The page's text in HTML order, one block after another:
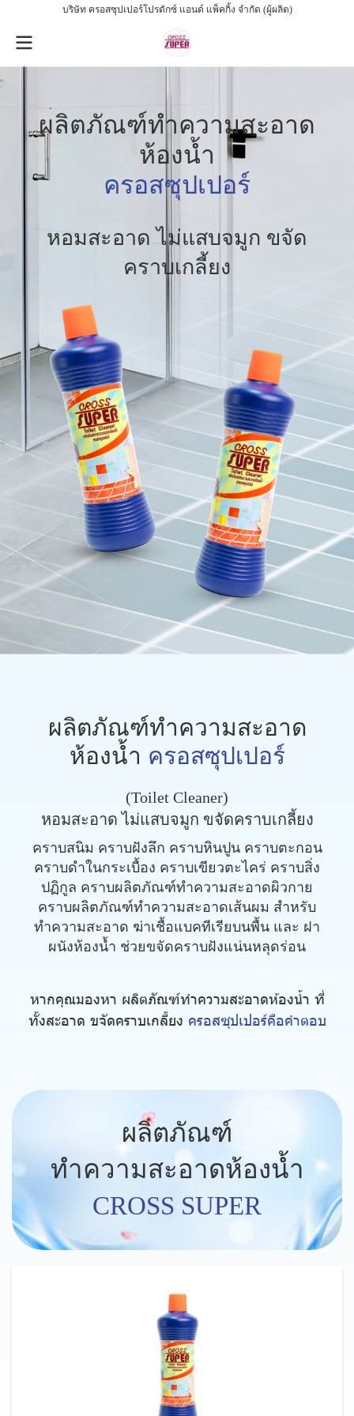
บริษัท ครอสซุปเปอร์โปรดักซ์ แอนด์ แพ็คกิ้ง จำกัด (ผู้ผลิต)
ผลิตภัณฑ์ทำความสะอาด
ห้องน้ำ
ครอสซุปเปอร์
หอมสะอาด ไม่แสบจมูก ขจัด
คราบเกลี้ยง
ผลิตภัณฑ์ทำความสะอาด
ห้องน้ำ ครอสซุปเปอร์
(Toilet Cleaner)
หอมสะอาด ไม่แสบจมูก ขจัดคราบเกลี้ยง
คราบสนิม คราบฝังลึก คราบหินปูน คราบตะกอน
คราบดำในกระเบื้อง คราบเขียวตะไคร่ คราบสิ่ง
ปฏิกูล คราบผลิตภัณฑ์ทำความสะอาดผิวกาย
คราบผลิตภัณฑ์ทำความสะอาดเส้นผม สำหรับ
ทำความสะอาด ฆ่าเชื้อแบคทีเรียบนพื้น และ ฝา
ผนังห้องน้ำ ช่วยขจัดคราบฝังแน่นหลุดร่อน
หากคุณมองหา ผลิตภัณฑ์ทำความสะอาดห้องน้ำ ที่
ทั้งสะอาด ขจัดคราบเกลี้ยง ครอสซุปเปอร์คือคำตอบ
ผลิตภัณฑ์
ทำความสะอาดห้องน้ำ
CROSS SUPER